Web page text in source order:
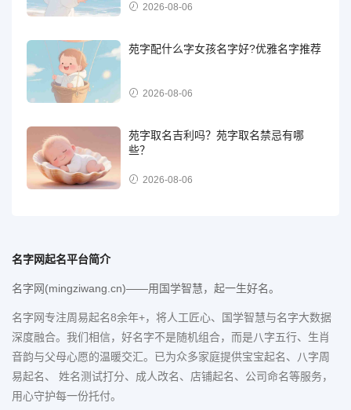
2026-08-06
苑字配什么字女孩名字好?优雅名字推荐
2026-08-06
苑字取名吉利吗？苑字取名禁忌有哪
些？
2026-08-06
名字网起名平台简介
名字网(mingziwang.cn)——用国学智慧，起一生好名。
名字网专注周易起名8余年+，将人工匠心、国学智慧与名字大数据
深度融合。我们相信，好名字不是随机组合，而是八字五行、生肖
音韵与父母心愿的温暖交汇。已为众多家庭提供宝宝起名、八字周
易起名、 姓名测试打分、成人改名、店铺起名、公司命名等服务，
用心守护每一份托付。